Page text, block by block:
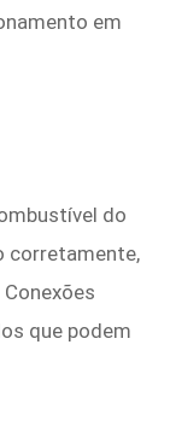
em
do
corretamente,
que podem